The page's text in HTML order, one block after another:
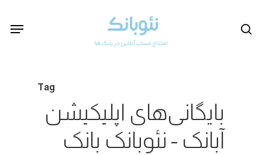
Menu
Tag
بایگانی‌های اپلیکیشن
آبانک - نئوبانک بانک